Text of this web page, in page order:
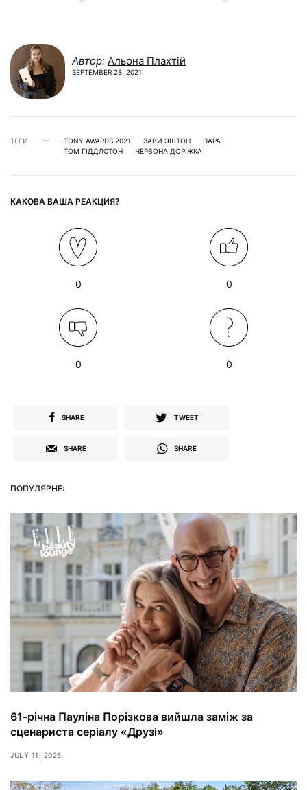
Автор: Альона Плахтій
SEPTEMBER 28, 2021
ТЕГИ TONY AWARDS 2021 ЗАВИ ЭШТОН
ПАРА
ТОМ ГІДДЛСТОН
ЧЕРВОНА ДОРІЖКА
КАКОВА ВАША РЕАКЦИЯ?
0 0
0 0
SHARE TWEET
SHARE SHARE
ПОПУЛЯРНЕ:
61-річна Пауліна Порізкова вийшла заміж за
сценариста серіалу «Друзі»
JULY 11, 2026